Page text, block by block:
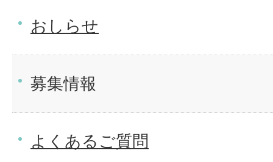
おしらせ
募集情報
よくあるご質問